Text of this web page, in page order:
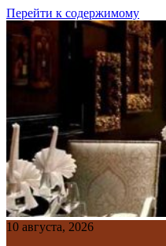
Перейти к содержимому
10 августа, 2026